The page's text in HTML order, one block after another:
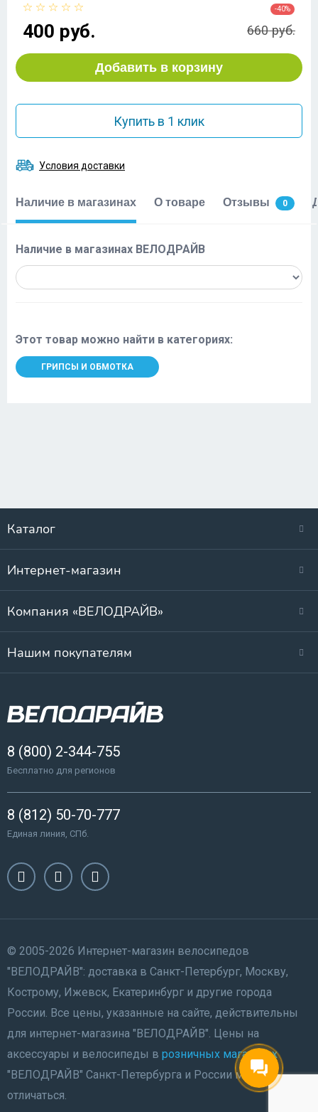
400 руб.
-40%
660 руб.
Добавить в корзину
Купить в 1 клик
Условия доставки
Наличие в магазинах О товаре Отзывы 0
Наличие в магазинах ВЕЛОДРАЙВ
Этот товар можно найти в категориях:
ГРИПСЫ И ОБМОТКА
Каталог
Интернет-магазин
Компания «ВЕЛОДРАЙВ»
Нашим покупателям
8 (800) 2-344-755
Бесплатно для регионов
8 (812) 50-70-777
Единая линия, СПб.
© 2005-2026 Интернет-магазин велосипедов
"ВЕЛОДРАЙВ": доставка в Санкт-Петербург, Москву,
Кострому, Ижевск, Екатеринбург и другие города
России. Все цены, указанные на сайте, действительны
для интернет-магазина "ВЕЛОДРАЙВ". Цены на
аксессуары и велосипеды в розничных магазинах
"ВЕЛОДРАЙВ" Санкт-Петербурга и России могут
отличаться.